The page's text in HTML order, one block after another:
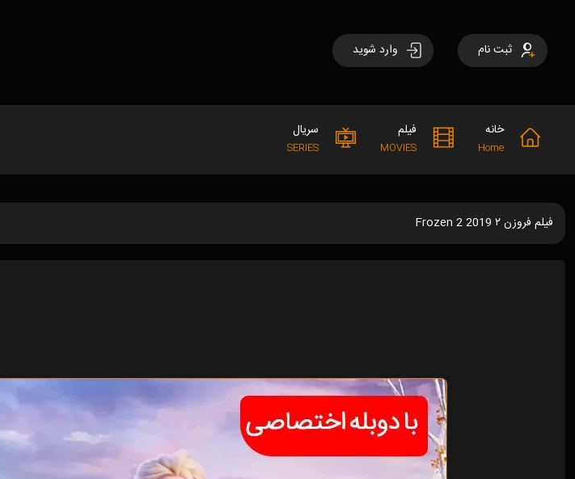
ثبت نام وارد شوید
خانه
Home
فیلم
MOVIES
سریال
SERIES
فیلم فروزن ۲ Frozen 2 2019